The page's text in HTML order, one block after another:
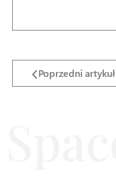
Poprzedni artykuł